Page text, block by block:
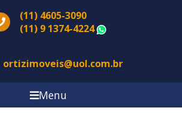
(11) 4605-3090
(11) 9 1374-4224
ortizimoveis@uol.com.br
Menu